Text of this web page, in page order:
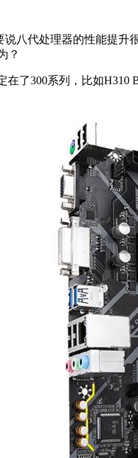
八代处理器的性能提
？
了300系列，比如